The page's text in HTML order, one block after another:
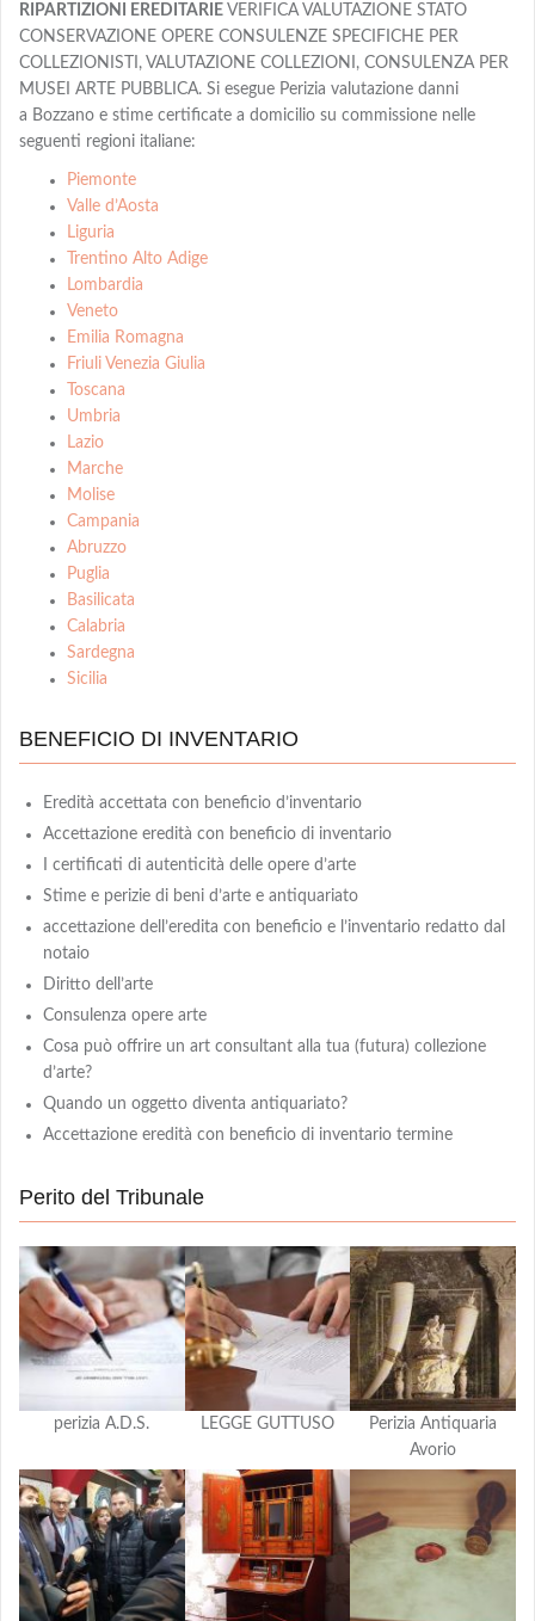
RIPARTIZIONI EREDITARIE VERIFICA VALUTAZIONE STATO
CONSERVAZIONE OPERE CONSULENZE SPECIFICHE PER
COLLEZIONISTI, VALUTAZIONE COLLEZIONI, CONSULENZA PER
MUSEI ARTE PUBBLICA. Si esegue Perizia valutazione danni
a Bozzano e stime certificate a domicilio su commissione nelle
seguenti regioni italiane:
Piemonte
Valle d’Aosta
Liguria
Trentino Alto Adige
Lombardia
Veneto
Emilia Romagna
Friuli Venezia Giulia
Toscana
Umbria
Lazio
Marche
Molise
Campania
Abruzzo
Puglia
Basilicata
Calabria
Sardegna
Sicilia
BENEFICIO DI INVENTARIO
Eredità accettata con beneficio d’inventario
Accettazione eredità con beneficio di inventario
I certificati di autenticità delle opere d’arte
Stime e perizie di beni d’arte e antiquariato
accettazione dell’eredita con beneficio e l’inventario redatto dal
notaio
Diritto dell’arte
Consulenza opere arte
Cosa può offrire un art consultant alla tua (futura) collezione
d’arte?
Quando un oggetto diventa antiquariato?
Accettazione eredità con beneficio di inventario termine
Perito del Tribunale
perizia A.D.S. LEGGE GUTTUSO
Perizia Antiquaria
Avorio